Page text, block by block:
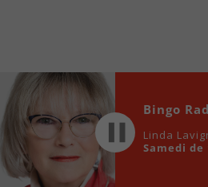
Audio
Player
Bingo
Linda
Samedi de